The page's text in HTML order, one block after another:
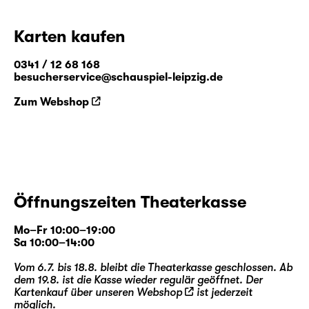
den Spiegeln“. Weit mehr als eine
Fortsetzung, entführt die Geschichte in eine
Welt voller Paradoxien, logisch-
skurriler Zeitgenossen.
nun zum mittlerweile neunten Streich aus —
und beleuchten eine der ganz großen Figuren
der Kinder- und Weltliteratur von ihrer zu
Unrecht unbekannteren (Spiegel-)Seite.
Karten kaufen
0341 / 12 68 168
besucherservice@schauspiel-leipzig.de
Zum Webshop
Öffnungszeiten Theaterkasse
Mo–Fr 10:00–19:00
Sa 10:00–14:00
Vom 6.7. bis 18.8. bleibt die Theaterkasse geschlossen. Ab
dem 19.8. ist die Kasse wieder regulär geöffnet. Der
Kartenkauf über unseren Webshop
ist jederzeit
möglich.